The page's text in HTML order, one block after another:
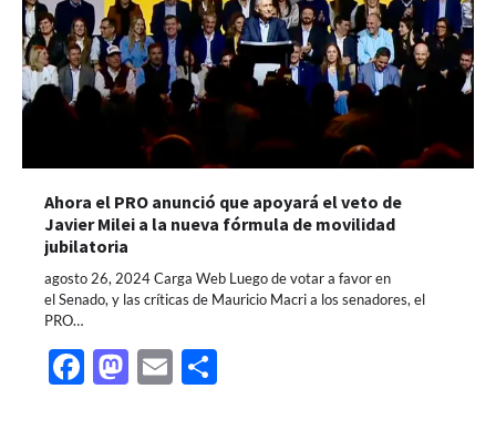
Ahora el PRO anunció que apoyará el veto de
Javier Milei a la nueva fórmula de movilidad
jubilatoria
agosto 26, 2024 Carga Web Luego de votar a favor en
el Senado, y las críticas de Mauricio Macri a los senadores, el
PRO…
Facebook
Mastodon
Email